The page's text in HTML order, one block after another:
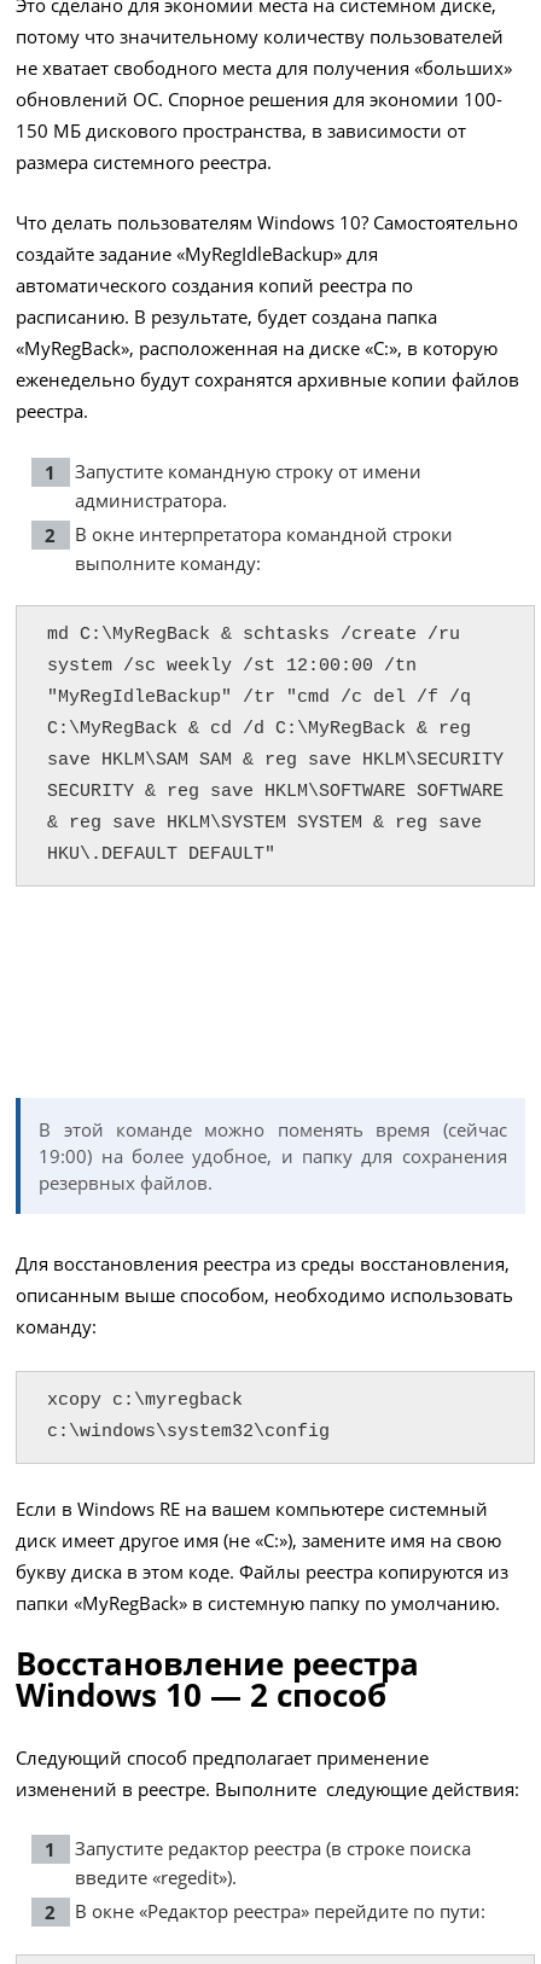
потому что значительному количеству пользователей
не хватает свободного места для получения «больших»
обновлений ОС. Спорное решения для экономии 100-
150 МБ дискового пространства, в зависимости от
размера системного реестра.
Что делать пользователям Windows 10? Самостоятельно
создайте задание «MyRegIdleBackup» для
автоматического создания копий реестра по
расписанию. В результате, будет создана папка
«MyRegBack», расположенная на диске «C:», в которую
еженедельно будут сохранятся архивные копии файлов
реестра.
Запустите командную строку от имени
администратора.
В окне интерпретатора командной строки
выполните команду:
md C:\MyRegBack & schtasks /create /ru
system /sc weekly /st 12:00:00 /tn
"MyRegIdleBackup" /tr "cmd /c del /f /q
C:\MyRegBack & cd /d C:\MyRegBack & reg
save HKLM\SAM SAM & reg save HKLM\SECURITY
SECURITY & reg save HKLM\SOFTWARE SOFTWARE
& reg save HKLM\SYSTEM SYSTEM & reg save
HKU\.DEFAULT DEFAULT"
В этой команде можно поменять время (сейчас
19:00) на более удобное, и папку для сохранения
резервных файлов.
Для восстановления реестра из среды восстановления,
описанным выше способом, необходимо использовать
команду:
xcopy c:\myregback
c:\windows\system32\config
Если в Windows RE на вашем компьютере системный
диск имеет другое имя (не «С:»), замените имя на свою
букву диска в этом коде. Файлы реестра копируются из
папки «MyRegBack» в системную папку по умолчанию.
Восстановление реестра
Windows 10 — 2 способ
Следующий способ предполагает применение
изменений в реестре. Выполните следующие действия:
Запустите редактор реестра (в строке поиска
введите «regedit»).
В окне «Редактор реестра» перейдите по пути: